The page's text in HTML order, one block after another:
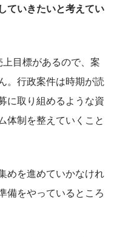
ていきたいと考えてい
目標があるので、案
。行政案件は時期が読
に取り組めるような資
体制を整えていくこと
めを進めていかなけれ
備をやっているところ